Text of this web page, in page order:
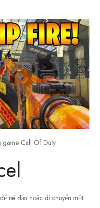
game Call Of Duty
né đạn hoặc di chuyển một